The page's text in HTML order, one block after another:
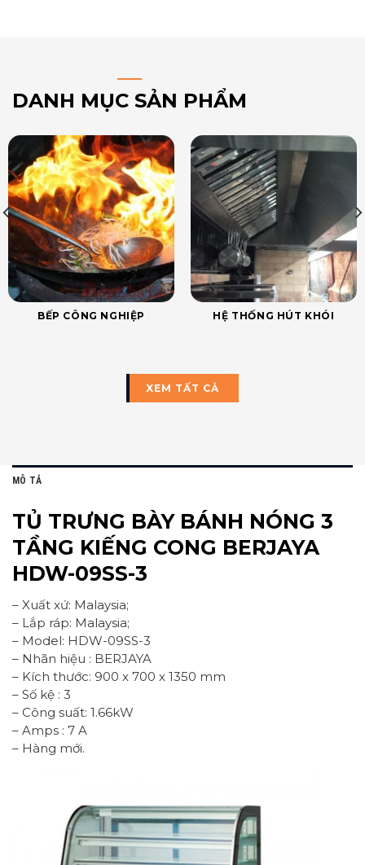
DANH MỤC SẢN PHẨM
BẾP CÔNG NGHIỆP HỆ THỐNG HÚT KHÓI
XEM TẤT CẢ
MÔ TẢ
TỦ TRƯNG BÀY BÁNH NÓNG 3
TẦNG KIẾNG CONG BERJAYA
HDW-09SS-3
– Xuất xứ: Malaysia;
– Lắp ráp: Malaysia;
– Model: HDW-09SS-3
– Nhãn hiệu : BERJAYA
– Kích thước: 900 x 700 x 1350 mm
– Số kệ : 3
– Công suất: 1.66kW
– Amps : 7 A
– Hàng mới.